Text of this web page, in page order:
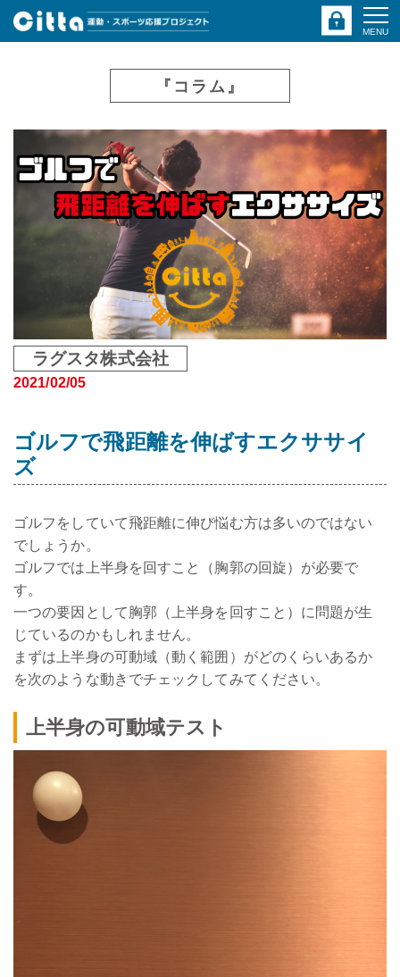
MENU
『コラム』
ラグスタ株式会社
2021/02/05
ゴルフで飛距離を伸ばすエクササイ
ズ
ゴルフをしていて飛距離に伸び悩む方は多いのではない
でしょうか。
ゴルフでは上半身を回すこと（胸郭の回旋）が必要で
す。
一つの要因として胸郭（上半身を回すこと）に問題が生
じているのかもしれません。
まずは上半身の可動域（動く範囲）がどのくらいあるか
を次のような動きでチェックしてみてください。
上半身の可動域テスト